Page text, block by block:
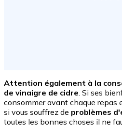
Attention également à la
de vinaigre de cidre . Si ses
consommer avant chaque repas
si vous souffrez de problèmes
toutes les bonnes choses il ne